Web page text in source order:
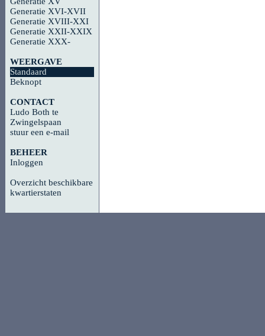
Generatie XVI-XVII
Generatie XVIII-XXI
Generatie XXII-XXIX
Generatie XXX-
WEERGAVE
Standaard
Beknopt
CONTACT
Ludo Both te
Zwingelspaan
stuur een e-mail
BEHEER
Inloggen
Overzicht beschikbare
kwartierstaten